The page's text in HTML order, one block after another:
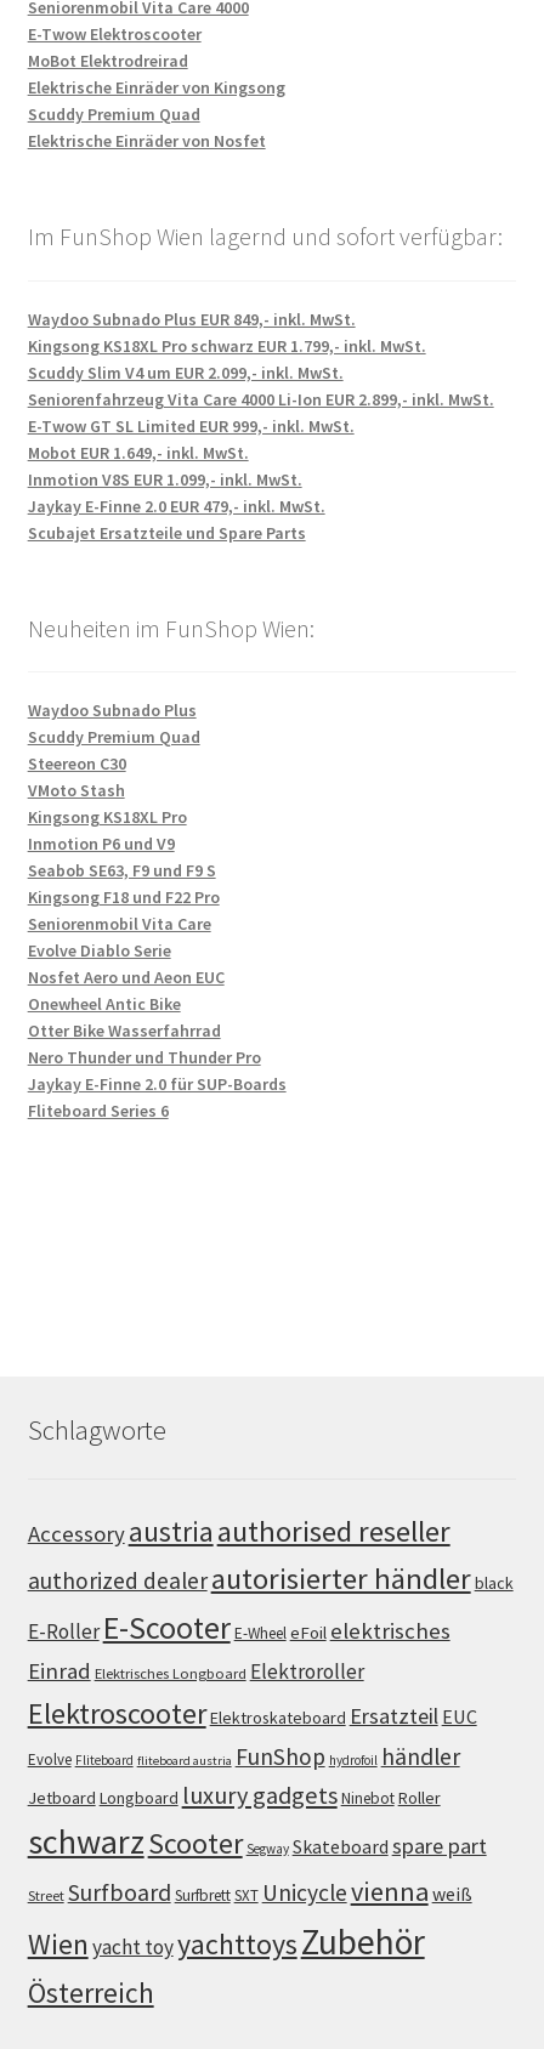
Seniorenmobil Vita Care 4000
E-Twow Elektroscooter
MoBot Elektrodreirad
Elektrische Einräder von Kingsong
Scuddy Premium Quad
Elektrische Einräder von Nosfet
Im FunShop Wien lagernd und sofort verfügbar:
Waydoo Subnado Plus EUR 849,- inkl. MwSt.
Kingsong KS18XL Pro schwarz EUR 1.799,- inkl. MwSt.
Scuddy Slim V4 um EUR 2.099,- inkl. MwSt.
Seniorenfahrzeug Vita Care 4000 Li-Ion EUR 2.899,- inkl. MwSt.
E-Twow GT SL Limited EUR 999,- inkl. MwSt.
Mobot EUR 1.649,- inkl. MwSt.
Inmotion V8S EUR 1.099,- inkl. MwSt.
Jaykay E-Finne 2.0 EUR 479,- inkl. MwSt.
Scubajet Ersatzteile und Spare Parts
Neuheiten im FunShop Wien:
Waydoo Subnado Plus
Scuddy Premium Quad
Steereon C30
VMoto Stash
Kingsong KS18XL Pro
Inmotion P6 und V9
Seabob SE63, F9 und F9 S
Kingsong F18 und F22 Pro
Seniorenmobil Vita Care
Evolve Diablo Serie
Nosfet Aero und Aeon EUC
Onewheel Antic Bike
Otter Bike Wasserfahrrad
Nero Thunder und Thunder Pro
Jaykay E-Finne 2.0 für SUP-Boards
Fliteboard Series 6
Schlagworte
Accessoryaustria authorised reseller
authorized dealerautorisierter händlerblack
E-Roller E-ScooterE-WheeleFoil elektrisches
Einrad Elektrisches Longboard Elektroroller
ElektroscooterElektroskateboard Ersatzteil EUC
Evolve Fliteboard fliteboard austria FunShop hydrofoil händler
Jetboard Longboard luxury gadgetsNinebotRoller
schwarzScooter Segway Skateboard spare part
Street Surfboard SurfbrettSXT Unicyclevienna weiß
Wien yacht toyyachttoysZubehör
Österreich